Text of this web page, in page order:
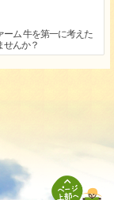
ム 牛を第一に考えた
せんか？